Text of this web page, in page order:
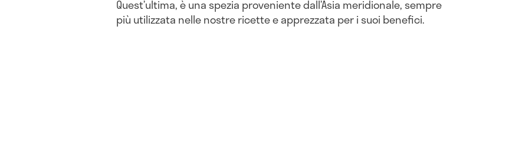
Quest’ultima, è una spezia proveniente dall’Asia meridionale, sempre
più utilizzata nelle nostre ricette e apprezzata per i suoi benefici.